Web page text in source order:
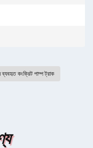
কংক্রিট পাম্প ট্রাক